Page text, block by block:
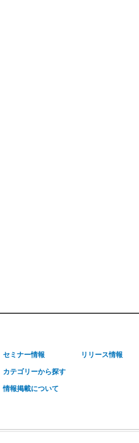
セミナー情報 リリース情報
カテゴリーから探す
情報掲載について